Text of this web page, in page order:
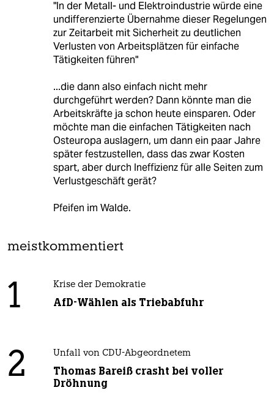
"In der Metall- und Elektroindustrie würde eine
undifferenzierte Übernahme dieser Regelungen
zur Zeitarbeit mit Sicherheit zu deutlichen
Verlusten von Arbeitsplätzen für einfache
Tätigkeiten führen"
...die dann also einfach nicht mehr
durchgeführt werden? Dann könnte man die
Arbeitskräfte ja schon heute einsparen. Oder
möchte man die einfachen Tätigkeiten nach
Osteuropa auslagern, um dann ein paar Jahre
später festzustellen, dass das zwar Kosten
spart, aber durch Ineffizienz für alle Seiten zum
Verlustgeschäft gerät?
Pfeifen im Walde.
meistkommentiert
1 Krise der Demokratie
AfD-Wählen als Triebabfuhr
2 Unfall von CDU-Abgeordnetem
Thomas Bareiß crasht bei voller
Dröhnung